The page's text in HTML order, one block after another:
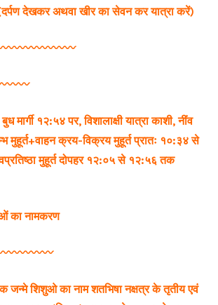
देखकर अथवा खीर का सेवन कर यात्रा करें)
〰️〰️〰️〰️〰️〰️
〰️〰️
मार्गी १२:५४ पर, विशालाक्षी यात्रा काशी, नींव
मुहूर्त+वाहन क्रय-विक्रय मुहूर्त प्रातः १०:३४ से
मुहूर्त दोपहर १२:०५ से १२:५६ तक
का नामकरण
〰️〰️〰️〰️
शिशुओ का नाम शतभिषा नक्षत्र के तृतीय एवं